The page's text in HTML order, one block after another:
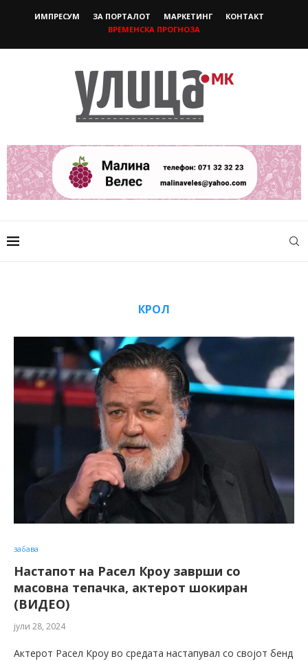
ИМПРЕСУМ ЗА ПОРТАЛОТ МАРКЕТИНГ
КОНТАКТ
ВРЕМЕНСКА ПРОГНОЗА
КРОЛ
забава
Настапот на Расел Кроу заврши со
масовна тепачка, актерот шокиран
(ВИДЕО)
јули 28, 2024
Актерот Расел Кроу во средата настапувал со својот бенд